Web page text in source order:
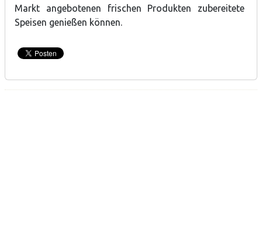
Markt angebotenen frischen Produkten zubereitete
Speisen genießen können.